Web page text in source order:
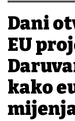
Dani
EU
kako